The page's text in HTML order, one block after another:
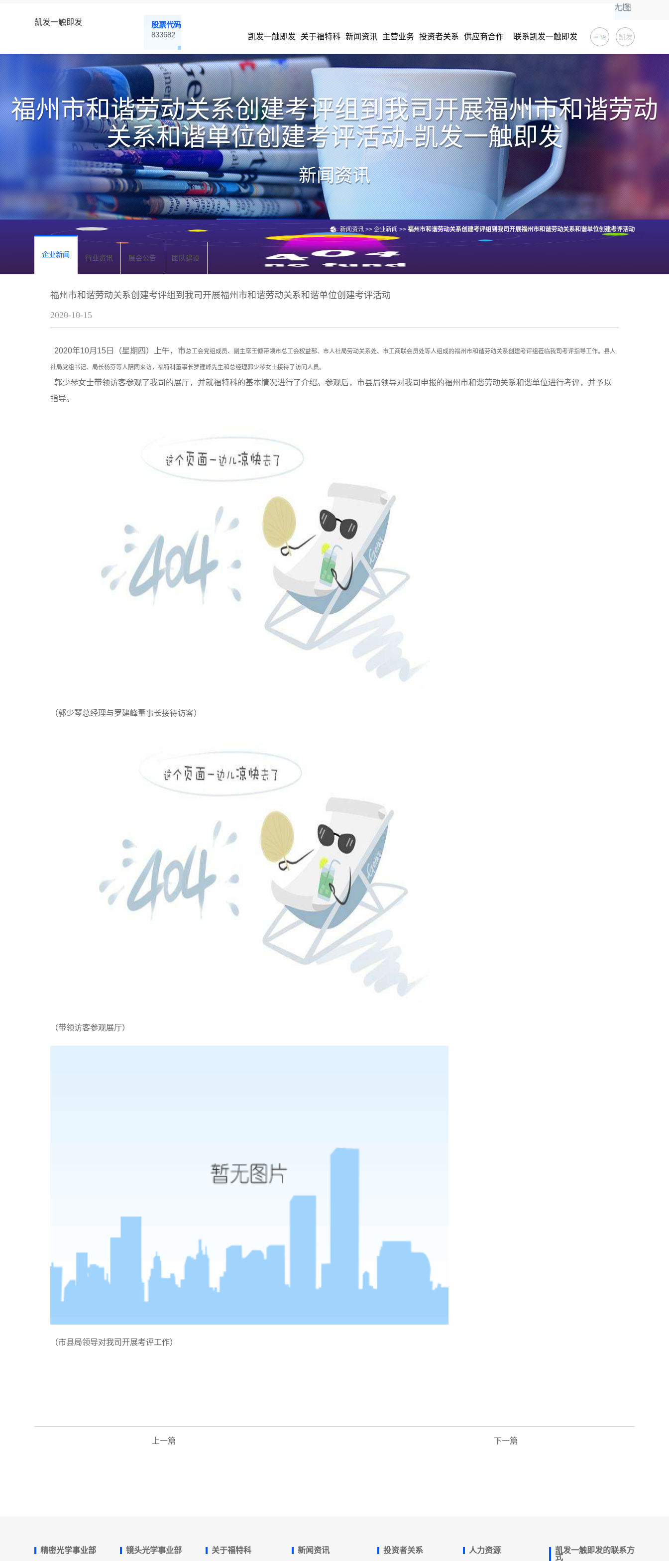
凯发一触即发
股票代码
833682
凯发
一触
凯发一触即发 关于福特科 新闻资讯 主营业务 投资者关系 供应商合作 联系凯发一触即发
福州市和谐劳动关系创建考评组到我司开展福州市和谐劳动
关系和谐单位创建考评活动-凯发一触即发
新闻资讯
新闻资讯 >>企业新闻 >>福州市和谐劳动关系创建考评组到我司开展福州市和谐劳动关系和谐单位创建考评活动
企业新闻 行业资讯 展会公告 团队建设
福州市和谐劳动关系创建考评组到我司开展福州市和谐劳动关系和谐单位创建考评活动
2020-10-15
2020年10月15日（星期四）上午，市总工会党组成员、副主席王慷带领市总工会权益部、市人社局劳动关系处、市工商联会员处等人组成的福州市和谐劳动关系创建考评组莅临我司考评指导工作。县人
社局党组书记、局长杨芬等人陪同来访，福特科董事长罗建峰先生和总经理郭少琴女士接待了访问人员。
郭少琴女士带领访客参观了我司的展厅，并就福特科的基本情况进行了介绍。参观后，市县局领导对我司申报的福州市和谐劳动关系和谐单位进行考评，并予以
指导。
（郭少琴总经理与罗建峰董事长接待访客）
（带领访客参观展厅）
（市县局领导对我司开展考评工作）
下一篇
上一篇
精密光学事业部 镜头光学事业部 关于福特科 新闻资讯 投资者关系 人力资源
凯发一触即发的联系方
式